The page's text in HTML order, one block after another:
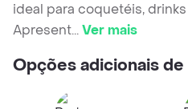
ideal para coquetéis,
Apresent...Ver mais
Opções adicionais